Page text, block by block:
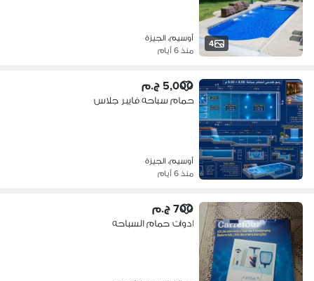
4
أوسيم، الجيزة
منذ 6 أيام
5,000 ج.م
حمام سباحه فايبر جلاس
أوسيم، الجيزة
منذ 6 أيام
700 ج.م
ادوات حمام السباحه